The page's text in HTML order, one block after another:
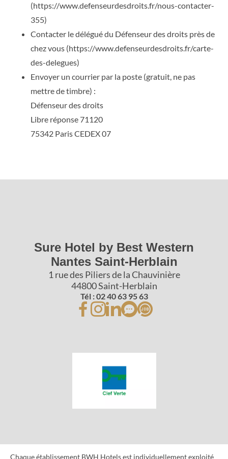
(https://www.defenseurdesdroits.fr/nous-contacter-
355)
Contacter le délégué du Défenseur des droits près de
chez vous (https://www.defenseurdesdroits.fr/carte-
des-delegues)
Envoyer un courrier par la poste (gratuit, ne pas
mettre de timbre) :
Défenseur des droits
Libre réponse 71120
75342 Paris CEDEX 07
Sure Hotel by Best Western
Nantes Saint-Herblain
1 rue des Piliers de la Chauvinière
44800 Saint-Herblain
Tél : 02 40 63 95 63
Chaque établissement BWH Hotels est individuellement exploité